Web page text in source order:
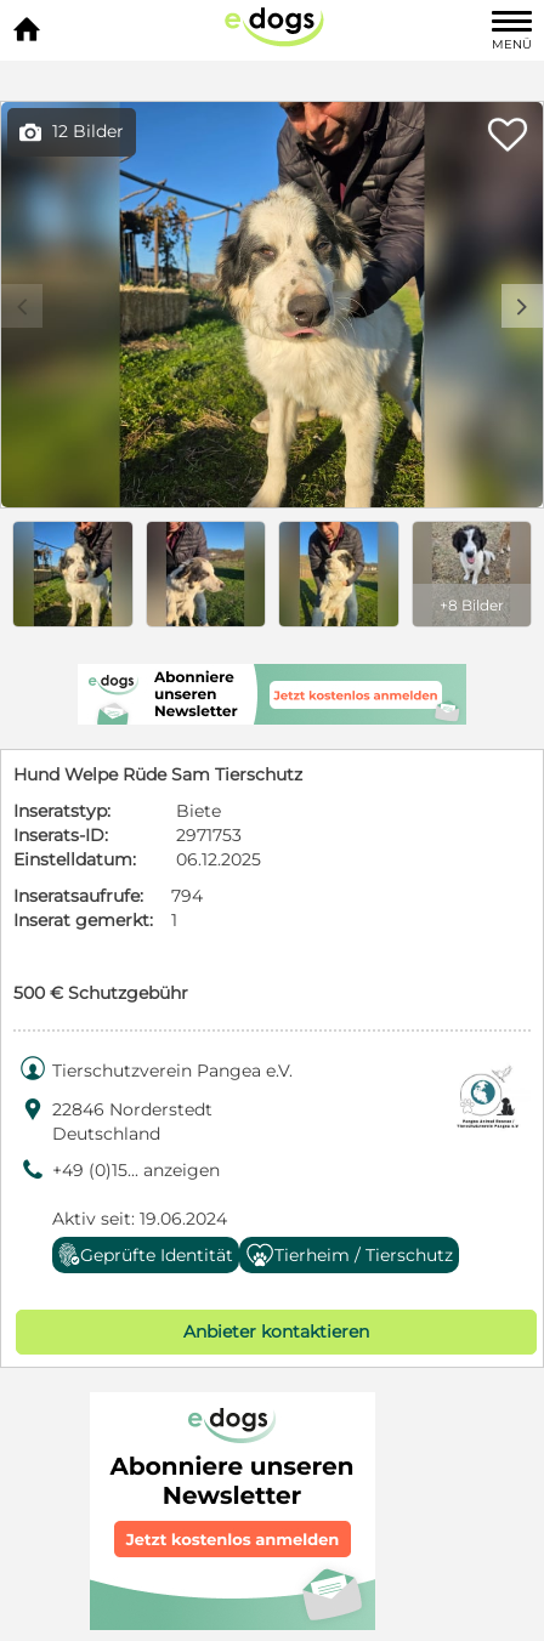

MENÜ
 12 Bilder 
c d
+8 Bilder
Hund Welpe Rüde Sam Tierschutz
Inseratstyp:
Biete
Inserats-ID:
2971753
Einstelldatum:
06.12.2025
Inseratsaufrufe:
794
Inserat gemerkt:
1
500 € Schutzgebühr
 Tierschutzverein Pangea e.V.
 22846 Norderstedt
Deutschland
9 +49 (0)15... anzeigen
Aktiv seit: 19.06.2024
Geprüfte Identität
Tierheim / Tierschutz
Anbieter kontaktieren